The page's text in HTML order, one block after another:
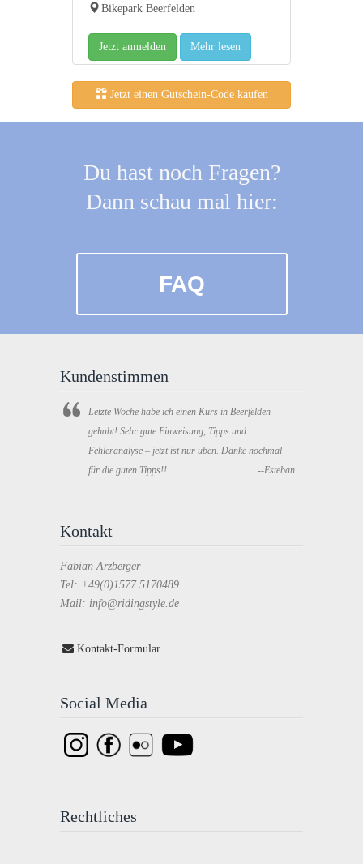
Bikepark Beerfelden
Jetzt anmelden Mehr lesen
Jetzt einen Gutschein-Code kaufen
Du hast noch Fragen?
Dann schau mal hier:
FAQ
Kundenstimmen
Letzte Woche habe ich einen Kurs in Beerfelden
gehabt! Sehr gute Einweisung, Tipps und
Fehleranalyse – jetzt ist nur üben. Danke nochmal
für die guten Tipps!!
--Esteban
Kontakt
Fabian Arzberger
Tel: +49(0)1577 5170489
Mail: info@ridingstyle.de
Kontakt-Formular
Social Media
Rechtliches